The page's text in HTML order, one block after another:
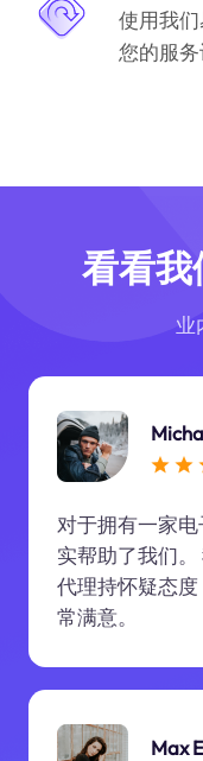
使用我
您的服务
看看
业
对于拥有一家电
实帮助了我们。
代理持怀疑态
常满意。
Max